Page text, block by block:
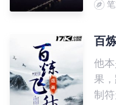
百
他
果
制